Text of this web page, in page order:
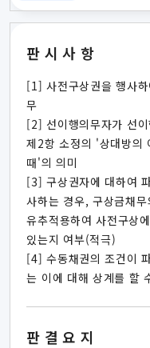
판시사항
[1] 사전구상권을 행사
무
[2] 선이행의무자가 선
제2항 소정의 '상대방의
때'의 의미
[3] 구상권자에 대하여
사하는 경우, 구상금채
유추적용하여 사전구상
있는지 여부(적극)
[4] 수동채권의 조건이
는 이에 대해 상계를 할
판결요지